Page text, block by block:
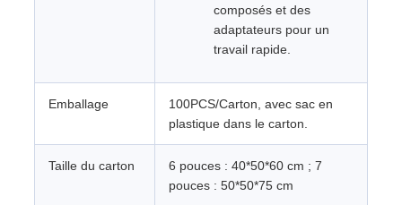
composés et des
adaptateurs pour un
travail rapide.
Emballage
100PCS/Carton, avec sac en
plastique dans le carton.
Taille du carton
6 pouces : 40*50*60 cm ; 7
pouces : 50*50*75 cm